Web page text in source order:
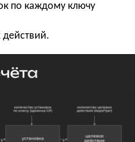
по каждому ключу
действий.